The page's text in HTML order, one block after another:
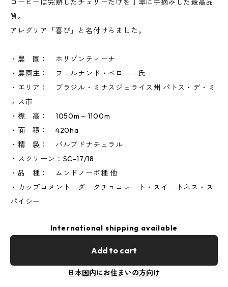
コーヒーは完熟したチェリーだけを丁寧に手摘みした最高品
質。
アレグリア「喜び」と名付けらました。
・農 園： ホリゾンティーナ
・農園主： フェルナンド・ベローニ氏
・エリア： ブラジル・ミナスジェライス州 パトス・デ・ミ
ナス市
・標 高： 1050m～1100m
・面 積： 420ha
・精 製： パルプドナチュラル
・スクリーン：SC-17/18
・品 種： ムンドノーボ種 他
・カップコメント ダークチョコレート・スイートネス・ス
パイシー
International shipping available
Add to cart
日本国内にお住まいの方向け